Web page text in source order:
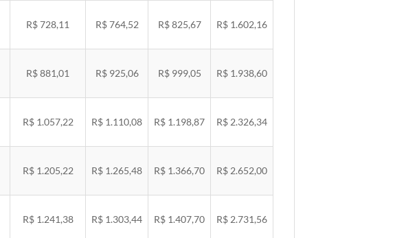
R$ 728,11 R$ 764,52 R$ 825,67 R$ 1.602,16
R$ 881,01 R$ 925,06 R$ 999,05 R$ 1.938,60
R$ 1.057,22 R$ 1.110,08 R$ 1.198,87 R$ 2.326,34
R$ 1.205,22 R$ 1.265,48 R$ 1.366,70 R$ 2.652,00
R$ 1.241,38 R$ 1.303,44 R$ 1.407,70 R$ 2.731,56